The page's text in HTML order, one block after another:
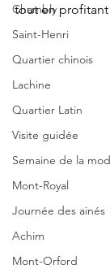
Chambly
Saint-Henri
Quartier chinois
Lachine
Quartier Latin
Visite guidée
Semaine de la
Mont-Royal
Journée des ainés
Achim
Mont-Orford
tout en profitant